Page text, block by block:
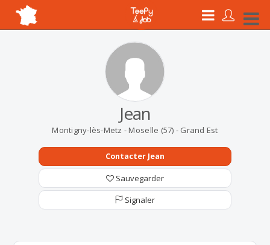
Jean
Montigny-lès-Metz - Moselle (57) - Grand Est
Contacter Jean
Sauvegarder
Signaler